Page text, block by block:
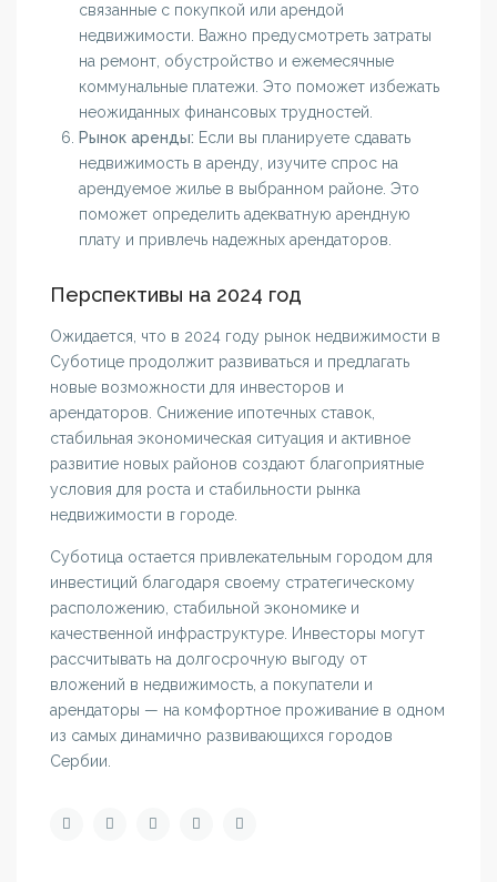
связанные с покупкой или арендой
недвижимости. Важно предусмотреть затраты
на ремонт, обустройство и ежемесячные
коммунальные платежи. Это поможет избежать
неожиданных финансовых трудностей.
Рынок аренды: Если вы планируете сдавать
недвижимость в аренду, изучите спрос на
арендуемое жилье в выбранном районе. Это
поможет определить адекватную арендную
плату и привлечь надежных арендаторов.
Перспективы на 2024 год
Ожидается, что в 2024 году рынок недвижимости в
Суботице продолжит развиваться и предлагать
новые возможности для инвесторов и
арендаторов. Снижение ипотечных ставок,
стабильная экономическая ситуация и активное
развитие новых районов создают благоприятные
условия для роста и стабильности рынка
недвижимости в городе.
Суботица остается привлекательным городом для
инвестиций благодаря своему стратегическому
расположению, стабильной экономике и
качественной инфраструктуре. Инвесторы могут
рассчитывать на долгосрочную выгоду от
вложений в недвижимость, а покупатели и
арендаторы — на комфортное проживание в одном
из самых динамично развивающихся городов
Сербии.